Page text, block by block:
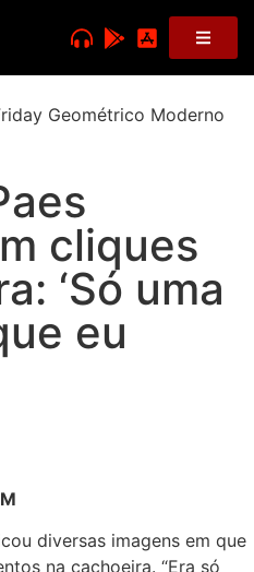
cliques
‘Só uma
eu
diversas imagens em que
na cachoeira. “Era só